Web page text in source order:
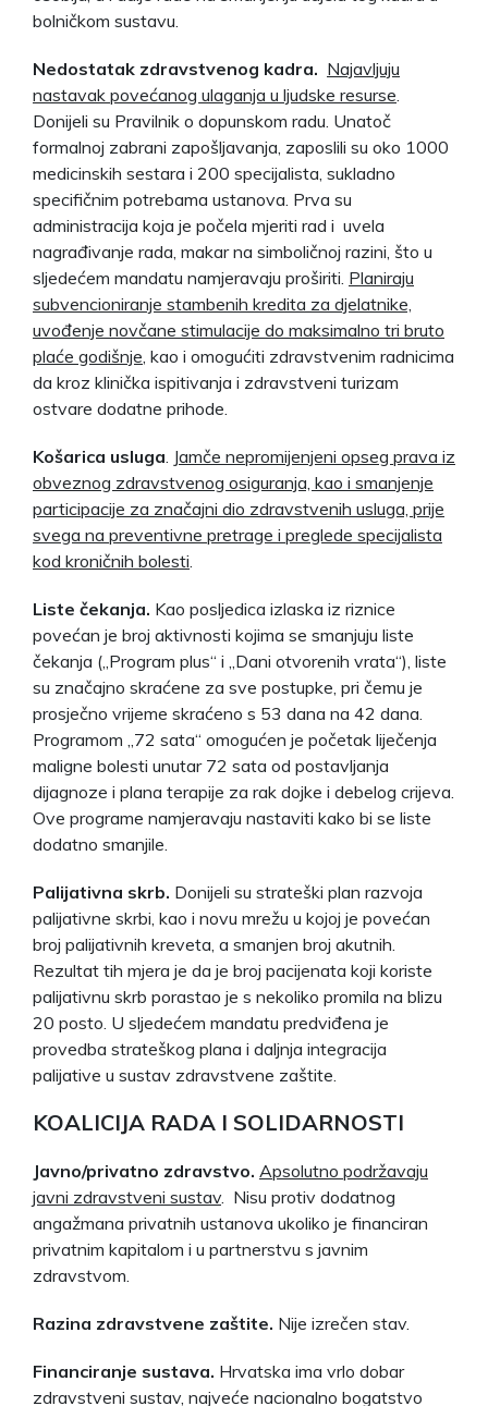
bolničkom sustavu.
Nedostatak zdravstvenog kadra. Najavljuju
nastavak povećanog ulaganja u ljudske resurse
Donijeli su Pravilnik o dopunskom radu. Unatoč
formalnoj zabrani zapošljavanja, zaposlili su oko 1000
medicinskih sestara i 200 specijalista, sukladno
specifičnim potrebama ustanova. Prva su
administracija koja je počela mjeriti rad i uvela
nagrađivanje rada, makar na simboličnoj razini, što u
sljedećem mandatu namjeravaju proširiti. Planiraju
subvencioniranje stambenih kredita za djelatnike,
uvođenje novčane stimulacije do maksimalno tri bruto
plaće godišnje , kao i omogućiti zdravstvenim radnicima
da kroz klinička ispitivanja i zdravstveni turizam
ostvare dodatne prihode.
Košarica usluga Jamče nepromijenjeni opseg prava iz
obveznog zdravstvenog osiguranja, kao i smanjenje
participacije za značajni dio zdravstvenih usluga, prije
svega na preventivne pretrage i preglede specijalista
kod kroničnih bolesti
Liste čekanja. Kao posljedica izlaska iz riznice
povećan je broj aktivnosti kojima se smanjuju liste
čekanja („Program plus“ i „Dani otvorenih vrata“), liste
su značajno skraćene za sve postupke, pri čemu je
prosječno vrijeme skraćeno s 53 dana na 42 dana.
Programom „72 sata“ omogućen je početak liječenja
maligne bolesti unutar 72 sata od postavljanja
dijagnoze i plana terapije za rak dojke i debelog crijeva.
Ove programe namjeravaju nastaviti kako bi se liste
dodatno smanjile.
Palijativna skrb. Donijeli su strateški plan razvoja
palijativne skrbi, kao i novu mrežu u kojoj je povećan
broj palijativnih kreveta, a smanjen broj akutnih.
Rezultat tih mjera je da je broj pacijenata koji koriste
palijativnu skrb porastao je s nekoliko promila na blizu
20 posto. U sljedećem mandatu predviđena je
provedba strateškog plana i daljnja integracija
palijative u sustav zdravstvene zaštite.
KOALICIJA RADA I SOLIDARNOSTI
Javno/privatno zdravstvo. Apsolutno podržavaju
javni zdravstveni sustav. Nisu protiv dodatnog
angažmana privatnih ustanova ukoliko je financiran
privatnim kapitalom i u partnerstvu s javnim
zdravstvom.
Razina zdravstvene zaštite. Nije izrečen stav.
Financiranje sustava. Hrvatska ima vrlo dobar
zdravstveni sustav, najveće nacionalno bogatstvo